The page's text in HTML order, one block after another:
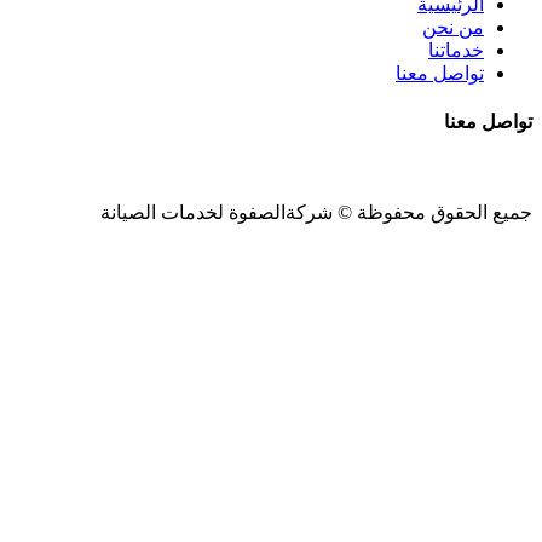
الرئيسية
من نحن
خدماتنا
تواصل معنا
تواصل معنا
جميع الحقوق محفوظة © شركةالصفوة لخدمات الصيانة